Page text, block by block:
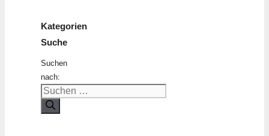
Kategorien
Suche
Suchen
nach: